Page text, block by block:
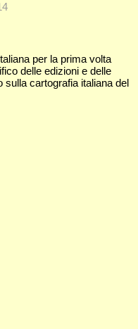
per la prima volta
delle edizioni e delle
sulla cartografia italiana del